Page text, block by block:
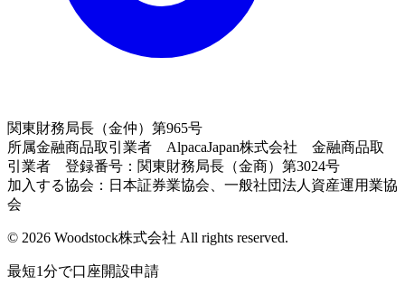
関東財務局長（金仲）第965号
所属金融商品取引業者 AlpacaJapan株式会社 金融商品取
引業者 登録番号：関東財務局長（金商）第3024号
加入する協会：日本証券業協会、一般社団法人資産運用業協
会
© 2026 Woodstock株式会社 All rights reserved.
最短1分で口座開設申請